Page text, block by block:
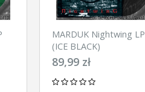
MARDUK Nightwing LP
(ICE BLACK)
89,99 zł